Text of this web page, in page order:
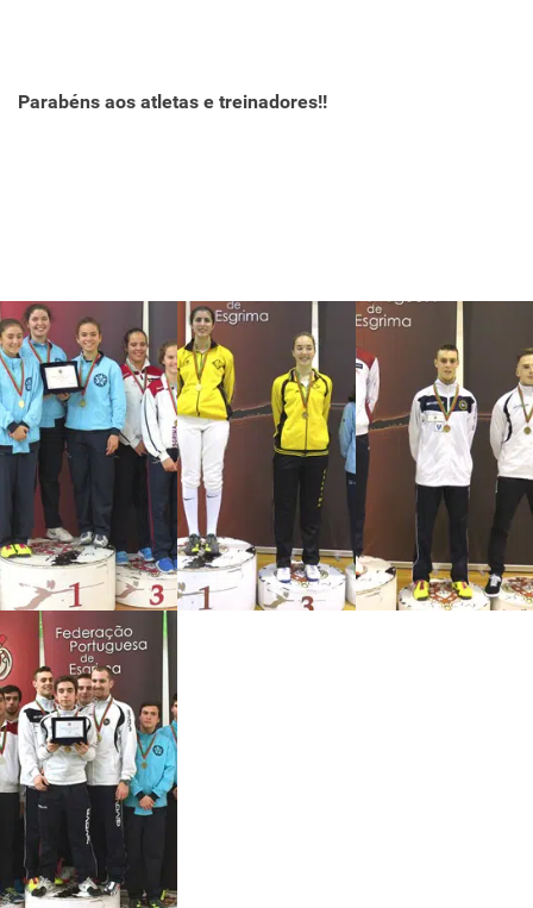
Parabéns aos atletas e treinadores!!